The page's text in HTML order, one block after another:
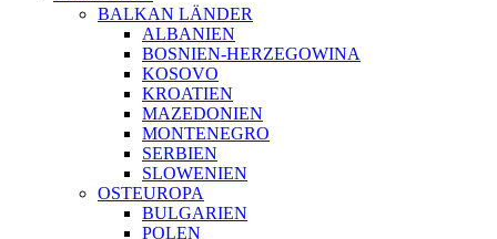
BALKAN LÄNDER
ALBANIEN
BOSNIEN-HERZEGOWINA
KOSOVO
KROATIEN
MAZEDONIEN
MONTENEGRO
SERBIEN
SLOWENIEN
OSTEUROPA
BULGARIEN
POLEN